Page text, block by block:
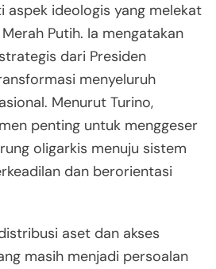
aspek ideologis yang melekat
Putih. Ia mengatakan
dari Presiden
menyeluruh
Menurut Turino,
penting untuk menggeser
oligarkis menuju sistem
dan berorientasi
aset dan akses
masih menjadi persoalan